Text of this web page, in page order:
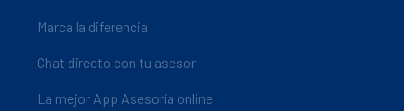
Marca la diferencia
Chat directo con tu asesor
La mejor App Asesoría online